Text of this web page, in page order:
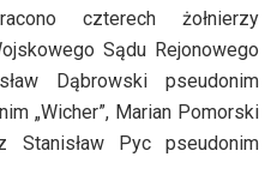
czterech żołnierzy
Sądu Rejonowego
Dąbrowski pseudonim
„Wicher”, Marian Pomorski
Stanisław Pyc pseudonim